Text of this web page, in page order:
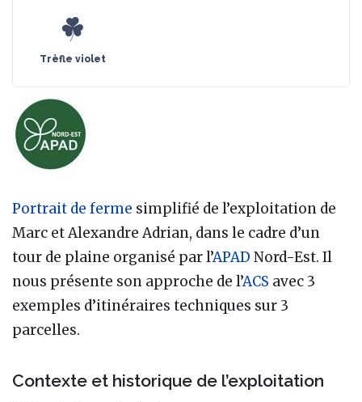
Trèfle violet
Portrait de ferme simplifié de l’exploitation de
Marc et Alexandre Adrian, dans le cadre d’un
tour de plaine organisé par l’APAD Nord-Est. Il
nous présente son approche de l’ACS avec 3
exemples d’itinéraires techniques sur 3
parcelles.
Contexte et historique de l’exploitation